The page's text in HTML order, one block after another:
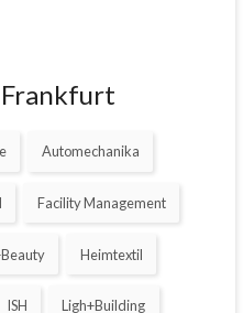
Automechanika
Facility Management
Heimtextil
ISH Ligh+Building